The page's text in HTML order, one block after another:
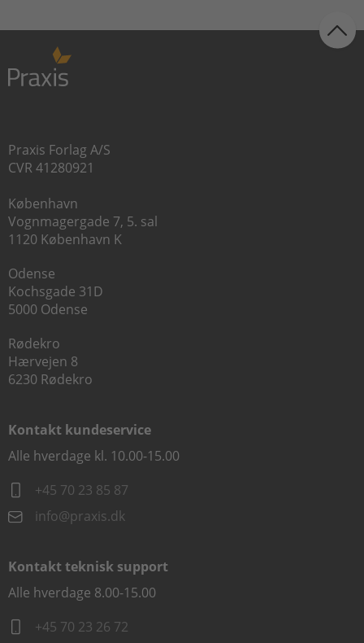
Praxis Forlag A/S
CVR 41280921
København
Vognmagergade 7, 5. sal
1120 København K
Odense
Kochsgade 31D
5000 Odense
Rødekro
Hærvejen 8
6230 Rødekro
Kontakt kundeservice
Alle hverdage kl. 10.00-15.00
+45 70 23 85 87
info@praxis.dk
Kontakt teknisk support
Alle hverdage 8.00-15.00
+45 70 23 26 72